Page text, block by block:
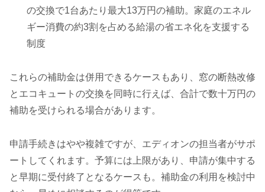
の交換で1台あたり最大13万円の補助。家庭のエネル
ギー消費の約3割を占める給湯の省エネ化を支援する
制度
これらの補助金は併用できるケースもあり、窓の断熱改修
とエコキュートの交換を同時に行えば、合計で数十万円の
補助を受けられる場合があります。
申請手続きはやや複雑ですが、エディオンの担当者がサポ
ートしてくれます。予算には上限があり、申請が集中する
と早期に受付終了となるケースも。補助金の利用を検討中